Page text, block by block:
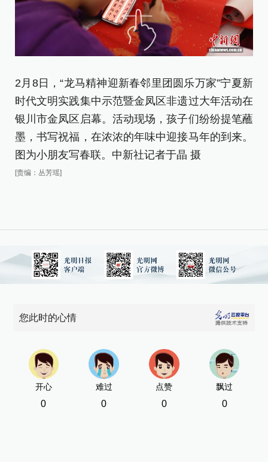
2月8日，“龙马精神迎新春邻里团圆乐万家”宁夏新
时代文明实践集中示范暨金凤区非遗过大年活动在
银川市金凤区启幕。活动现场，孩子们纷纷提笔蘸
墨，书写祝福，在浓浓的年味中迎接马年的到来。
图为小朋友写春联。中新社记者于晶 摄
[责编：丛芳瑶]
您此时的心情
开心
0
难过
0
点赞
0
飘过
0